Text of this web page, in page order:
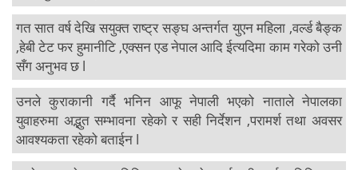
गत सात वर्ष देखि सयुक्त राष्ट्र सङ्घ अन्तर्गत युएन महिला ,वर्ल्ड बैङ्क
,हेबी टेट फर हुमानीटि ,एक्सन एड नेपाल आदि ईत्यदिमा काम गरेको उनी
सँग अनुभव छ l
उनले कुराकानी गर्दै भनिन आफू नेपाली भएको नाताले नेपालका
युवाहरुमा अद्भुत सम्भावना रहेको र सही निर्देशन ,परामर्श तथा अवसर
आवश्यकता रहेको बताईन l